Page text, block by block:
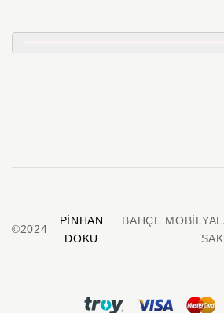
©2024
PINHAN
DOKU
BAHÇE